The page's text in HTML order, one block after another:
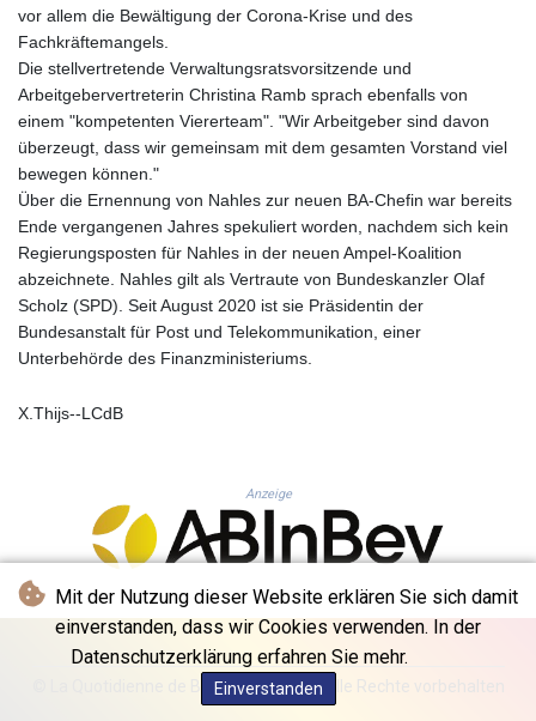
Mit der Nutzung dieser Website erklären Sie sich damit
einverstanden, dass wir Cookies verwenden. In der
Datenschutzerklärung erfahren Sie mehr.
Einverstanden
ISK 141.789703
JMD 183.165198
JOD 0.818473
JPY 182.195114
KES 149.373012
KHR 4671.521595
KMF 492.911771
KRW 1644.468592
KWD 0.356651
KYD 0.960607
KZT 540.904411
LAK 26056.345982
LSL 18.909879
LTL 3.408529
LVL 0.698261
LYD 7.33646
MAD 10.743027
MDL 20.027208
MGA 4906.267554
MKD 61.454794
MMK 2423.516623
vor allem die Bewältigung der Corona-Krise und des
Fachkräftemangels.
Die stellvertretende Verwaltungsratsvorsitzende und
Arbeitgebervertreterin Christina Ramb sprach ebenfalls von
einem "kompetenten Viererteam". "Wir Arbeitgeber sind davon
überzeugt, dass wir gemeinsam mit dem gesamten Vorstand viel
bewegen können."
Über die Ernennung von Nahles zur neuen BA-Chefin war bereits
Ende vergangenen Jahres spekuliert worden, nachdem sich kein
Regierungsposten für Nahles in der neuen Ampel-Koalition
abzeichnete. Nahles gilt als Vertraute von Bundeskanzler Olaf
Scholz (SPD). Seit August 2020 ist sie Präsidentin der
Bundesanstalt für Post und Telekommunikation, einer
Unterbehörde des Finanzministeriums.
X.Thijs--LCdB
Anzeige
© La Quotidienne de Bruxelles - 2026 - Alle Rechte vorbehalten